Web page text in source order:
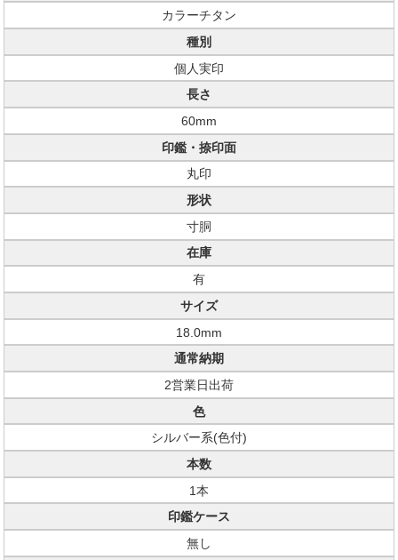
カラーチタン
種別
個人実印
長さ
60mm
印鑑・捺印面
丸印
形状
寸胴
在庫
有
サイズ
18.0mm
通常納期
2営業日出荷
色
シルバー系(色付)
本数
1本
印鑑ケース
無し